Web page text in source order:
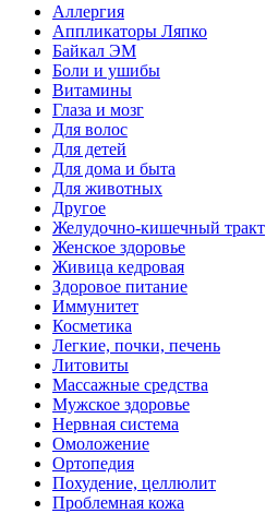
Аллергия
Аппликаторы Ляпко
Байкал ЭМ
Боли и ушибы
Витамины
Глаза и мозг
Для волос
Для детей
Для дома и быта
Для животных
Другое
Желудочно-кишечный тракт
Женское здоровье
Живица кедровая
Здоровое питание
Иммунитет
Косметика
Легкие, почки, печень
Литовиты
Массажные средства
Мужское здоровье
Нервная система
Омоложение
Ортопедия
Похудение, целлюлит
Проблемная кожа